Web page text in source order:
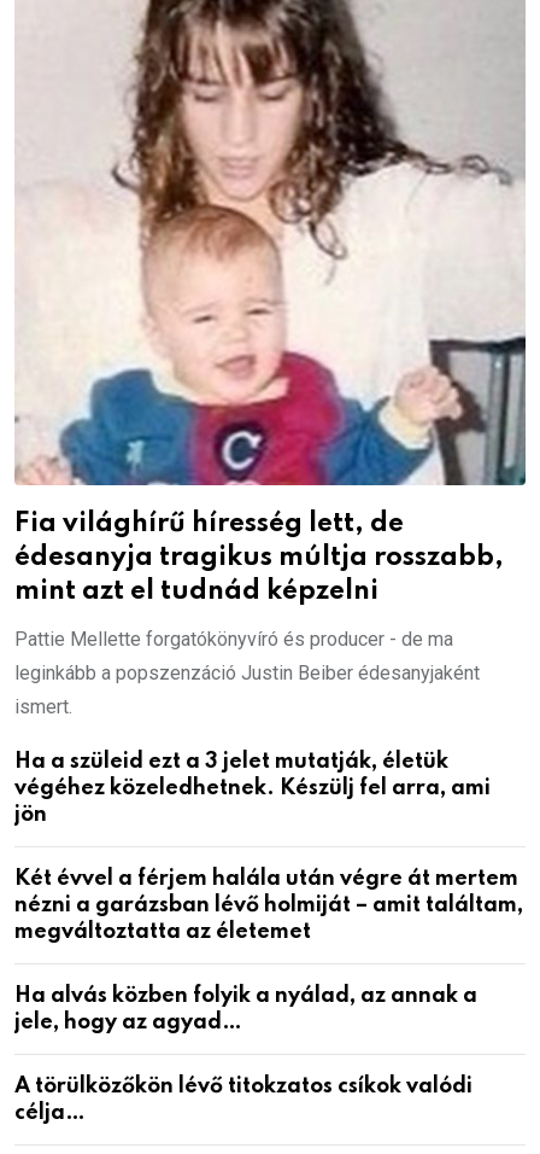
Fia világhírű híresség lett, de
édesanyja tragikus múltja rosszabb,
mint azt el tudnád képzelni
Pattie Mellette forgatókönyvíró és producer - de ma
leginkább a popszenzáció Justin Beiber édesanyjaként
ismert.
Ha a szüleid ezt a 3 jelet mutatják, életük
végéhez közeledhetnek. Készülj fel arra, ami
jön
Két évvel a férjem halála után végre át mertem
nézni a garázsban lévő holmiját – amit találtam,
megváltoztatta az életemet
Ha alvás közben folyik a nyálad, az annak a
jele, hogy az agyad…
A törülközőkön lévő titokzatos csíkok valódi
célja…